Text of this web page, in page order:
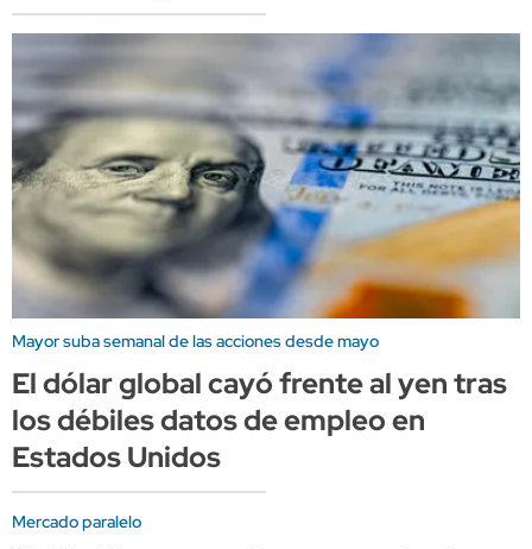
Mayor suba semanal de las acciones desde mayo
El dólar global cayó frente al yen tras
los débiles datos de empleo en
Estados Unidos
Mercado paralelo